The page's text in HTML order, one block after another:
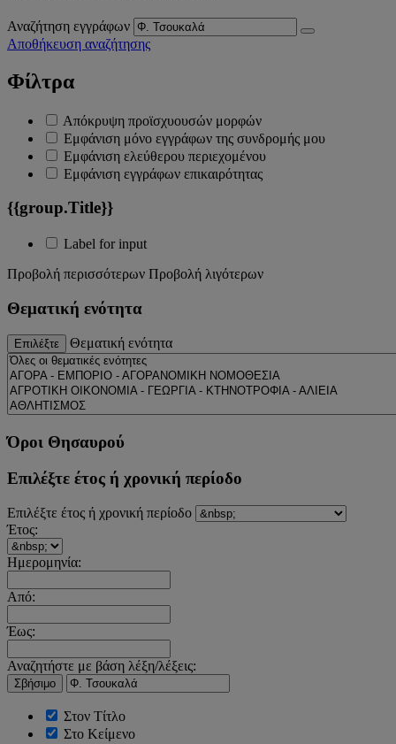
Αναζήτηση εγγράφων
Αποθήκευση αναζήτησης
Φίλτρα
Απόκρυψη προϊσχυουσών μορφών
Εμφάνιση μόνο εγγράφων της συνδρομής μου
Εμφάνιση ελεύθερου περιεχομένου
Εμφάνιση εγγράφων επικαιρότητας
{{group.Title}}
Label for input
Προβολή περισσότερων Προβολή λιγότερων
Θεματική ενότητα
Επιλέξτε Θεματική ενότητα
Όροι Θησαυρού
Επιλέξτε έτος ή χρονική περίοδο
Επιλέξτε έτος ή χρονική περίοδο
Έτος:
Ημερομηνία:
Από:
Έως:
Αναζητήστε με βάση λέξη/λέξεις:
Σβήσιμο
Στον Τίτλο
Στο Κείμενο